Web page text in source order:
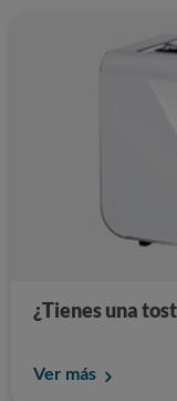
¿Tienes una
Ver más